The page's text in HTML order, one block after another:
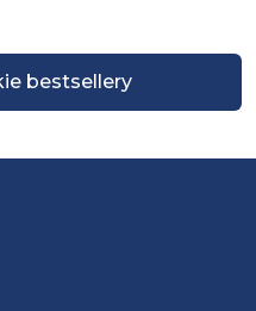
bestsellery